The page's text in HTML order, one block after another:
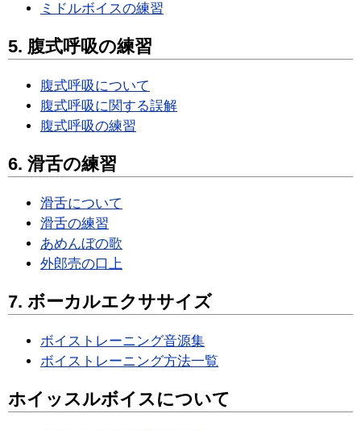
ミドルボイスの練習
5. 腹式呼吸の練習
腹式呼吸について
腹式呼吸に関する誤解
腹式呼吸の練習
6. 滑舌の練習
滑舌について
滑舌の練習
あめんぼの歌
外郎売の口上
7. ボーカルエクササイズ
ボイストレーニング音源集
ボイストレーニング方法一覧
ホイッスルボイスについて